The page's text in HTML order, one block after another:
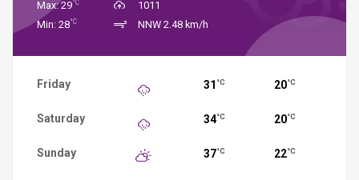
Max: 29°C
Min: 28°C
1011
NNW 2.48 km/h
Friday 31 °C 20°C
Saturday 34°C 20°C
Sunday 37°C 22°C